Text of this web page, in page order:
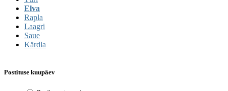
Elva
Rapla
Laagri
Saue
Kärdla
Postituse kuupäev